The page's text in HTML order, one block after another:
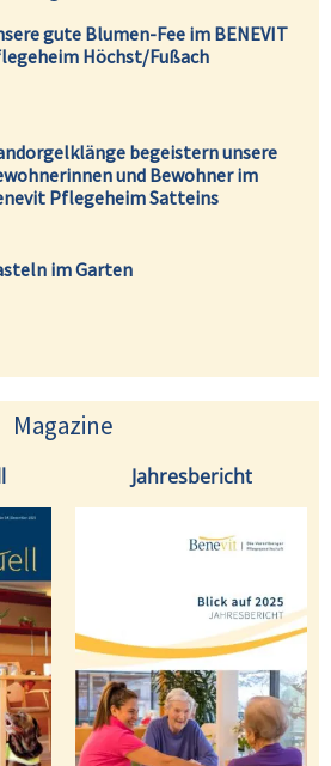
gute Blumen-Fee im BENEVIT
Höchst/Fußach
begeistern unsere
und Bewohner im
Pflegeheim Satteins
im Garten
Magazine
Jahresbericht